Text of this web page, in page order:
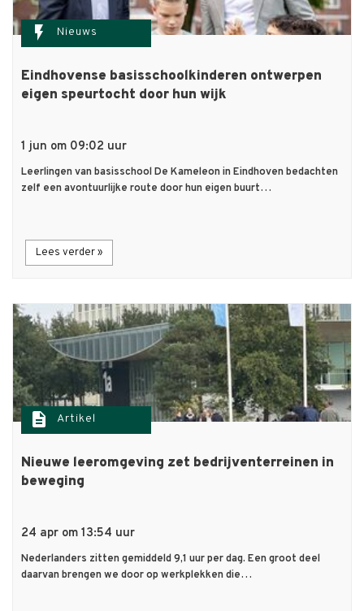
flash_on Nieuws
Eindhovense basisschoolkinderen ontwerpen
eigen speurtocht door hun wijk
1 jun om 09:02 uur
Leerlingen van basisschool De Kameleon in Eindhoven bedachten
zelf een avontuurlijke route door hun eigen buurt…
Lees verder »
description Artikel
Nieuwe leeromgeving zet bedrijventerreinen in
beweging
24 apr om 13:54 uur
Nederlanders zitten gemiddeld 9,1 uur per dag. Een groot deel
daarvan brengen we door op werkplekken die…